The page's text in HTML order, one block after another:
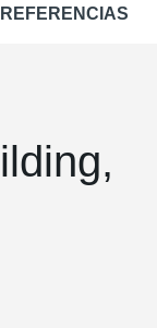
REFERENCIAS